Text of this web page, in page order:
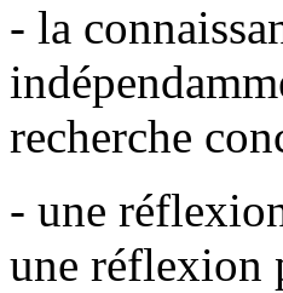
- la
recherche
- une
une réflexion